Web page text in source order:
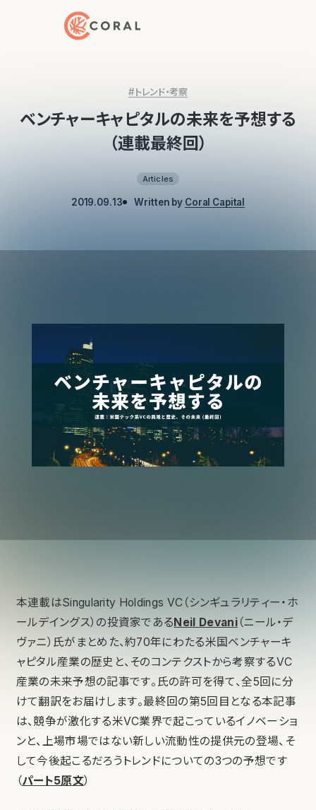
トップページへ戻る
#トレンド・考察
ベンチャーキャピタルの未来を予想する
（連載最終回）
Articles
2019.09.13 Written by Coral Capital
本連載はSingularity Holdings VC（シンギュラリティー・ホ
ールデイングス）の投資家であるNeil Devani（ニール・デ
ヴァニ）氏がまとめた、約70年にわたる米国ベンチャーキ
ャピタル産業の歴史と、そのコンテクストから考察するVC
産業の未来予想の記事です。氏の許可を得て、全5回に分
けて翻訳をお届けします。最終回の第5回目となる本記事
は、競争が激化する米VC業界で起こっているイノベーショ
ンと、上場市場ではない新しい流動性の提供元の登場、そ
して今後起こるだろうトレンドについての3つの予想です
（パート5原文）